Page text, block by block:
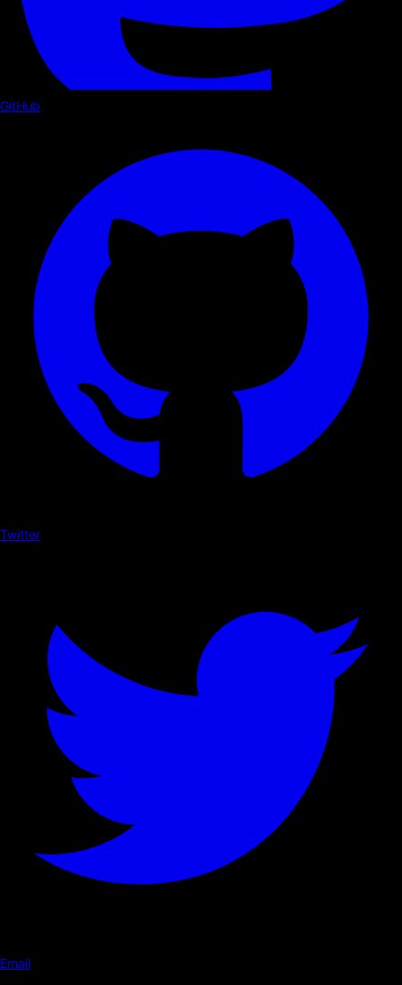
GitHub
Twitter
Email